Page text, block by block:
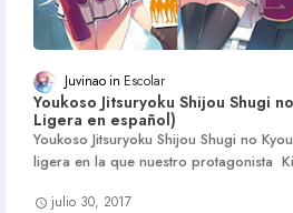
Juvinao Escolar
Youkoso Jitsuryoku Shijou Shugi
Ligera en español)
Youkoso Jitsuryoku Shijou Shugi no
ligera en la que nuestro protagonista
julio 30, 2017